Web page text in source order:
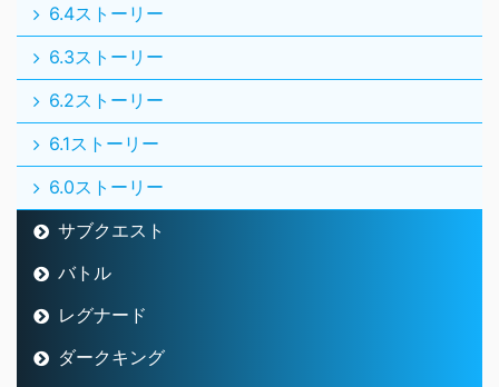
6.4ストーリー
6.3ストーリー
6.2ストーリー
6.1ストーリー
6.0ストーリー
サブクエスト
バトル
レグナード
ダークキング